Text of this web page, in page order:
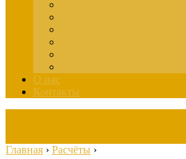
О нас
Контакты
Главная › Расчёты ›